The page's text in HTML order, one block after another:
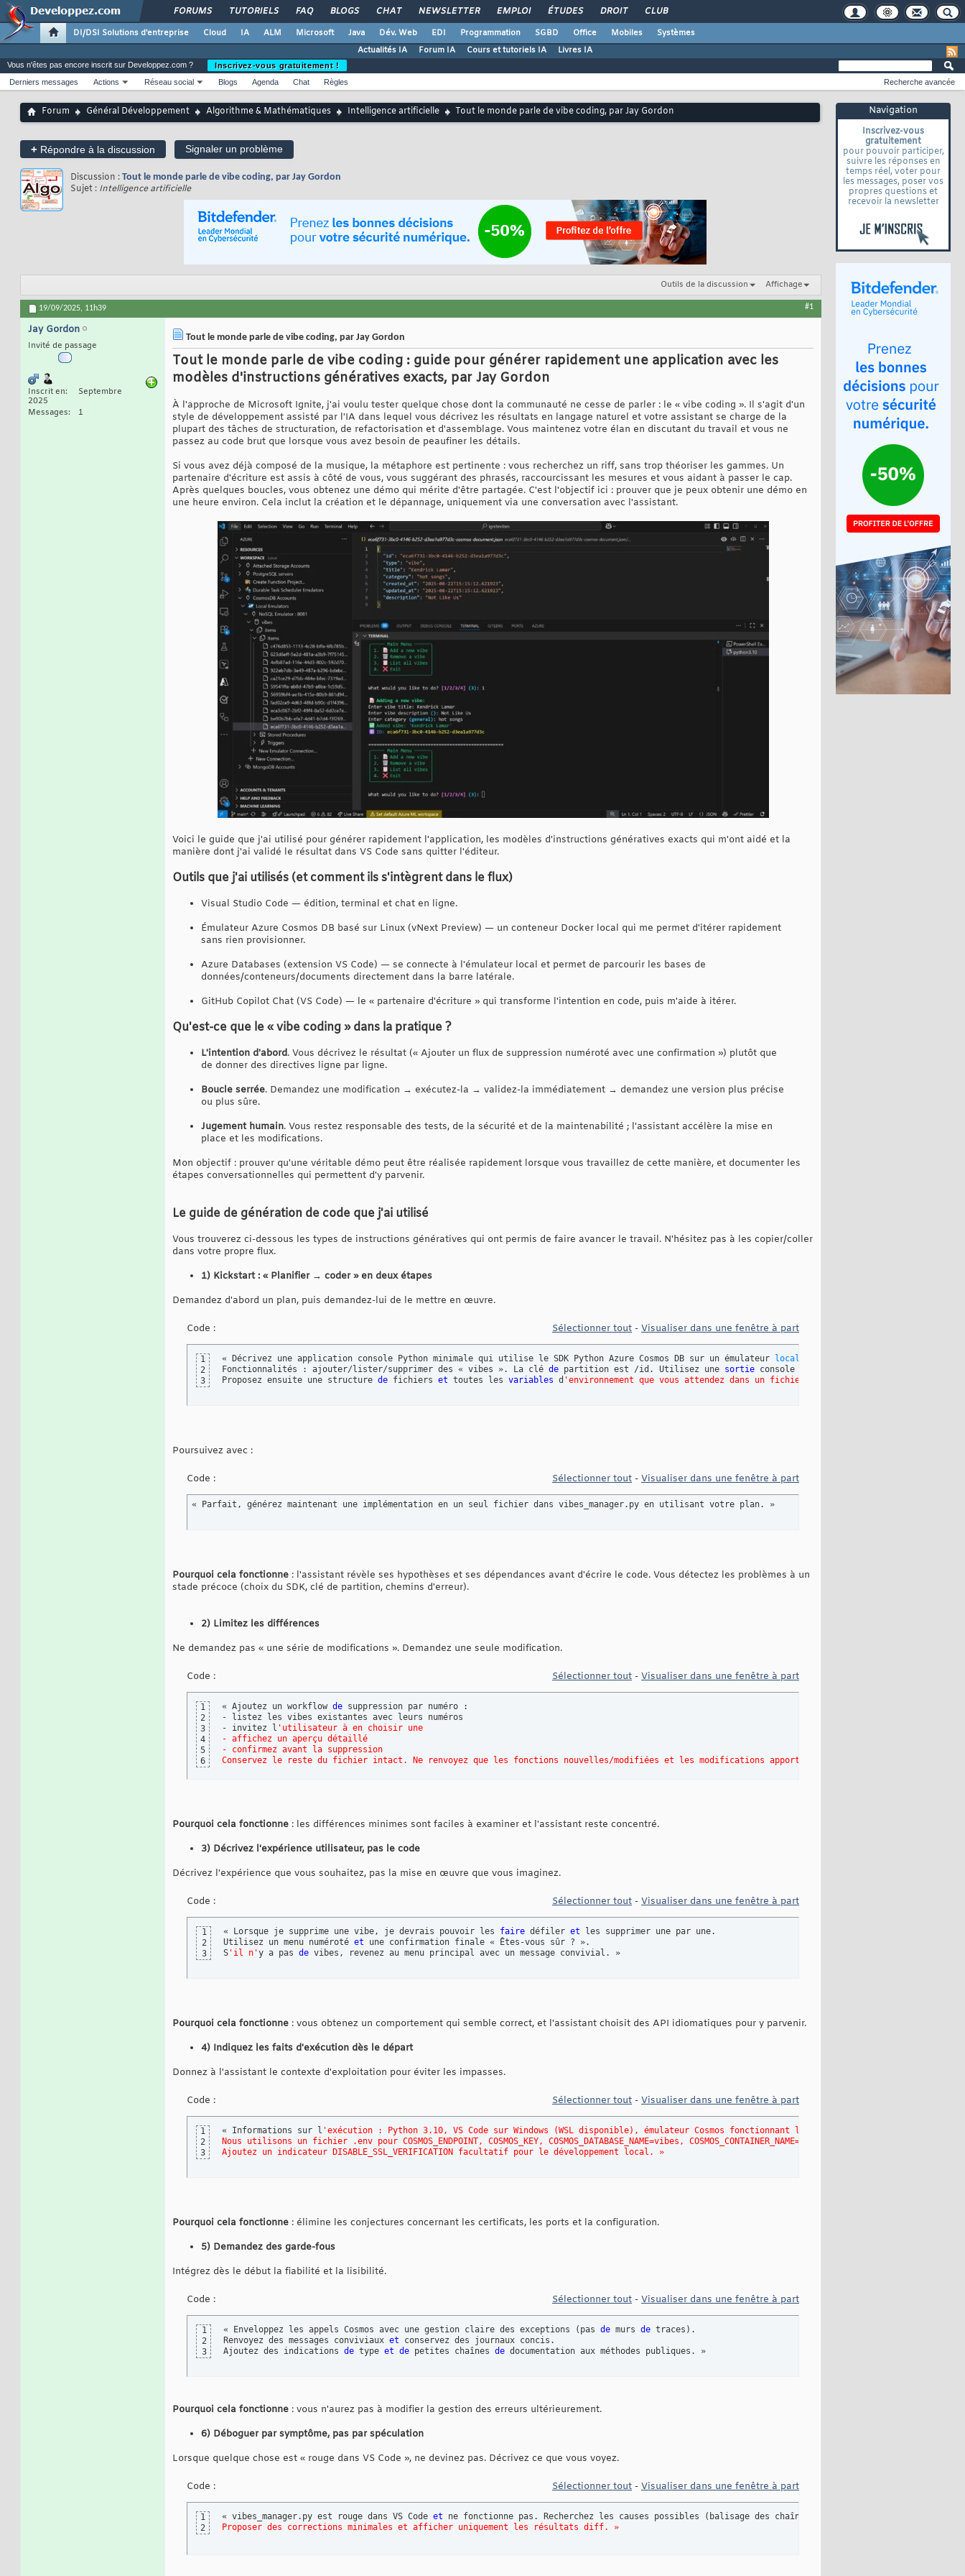
FORUMS TUTORIELS FAQ BLOGS CHAT NEWSLETTER EMPLOI ÉTUDES DROIT CLUB
DI/DSI Solutions d'entreprise Cloud IA ALM Microsoft Java Dév. Web EDI Programmation SGBD Office Mobiles
Systèmes
Actualités IA
Forum IA Cours et tutoriels IA Livres IA
Navigation
Inscrivez-vous
gratuitement
pour pouvoir participer,
suivre les réponses en
temps réel, voter pour
les messages, poser vos
propres questions et
recevoir la newsletter
Vous n'êtes pas encore inscrit sur Developpez.com ?
Inscrivez-vous gratuitement !
Derniers messages
Actions Réseau social Blogs Agenda Chat Règles Recherche avancée
Forum Général Développement Algorithme & Mathématiques Intelligence artificielle Tout le monde parle de vibe coding, par Jay Gordon
+ Répondre à la discussion Signaler un problème
Discussion : Tout le monde parle de vibe coding, par Jay Gordon
Sujet : Intelligence artificielle
Outils de la discussion Affichage
19/09/2025, 11h39 #1
Jay Gordon
Invité de passage
Inscrit en
Septembre
2025
Messages
1
Tout le monde parle de vibe coding, par Jay Gordon
Tout le monde parle de vibe coding : guide pour générer rapidement une application avec les
modèles d'instructions génératives exacts, par Jay Gordon
À l'approche de Microsoft Ignite, j'ai voulu tester quelque chose dont la communauté ne cesse de parler : le « vibe coding ». Il s'agit d'un
style de développement assisté par l'IA dans lequel vous décrivez les résultats en langage naturel et votre assistant se charge de la
plupart des tâches de structuration, de refactorisation et d'assemblage. Vous maintenez votre élan en discutant du travail et vous ne
passez au code brut que lorsque vous avez besoin de peaufiner les détails.
Si vous avez déjà composé de la musique, la métaphore est pertinente : vous recherchez un riff, sans trop théoriser les gammes. Un
partenaire d'écriture est assis à côté de vous, vous suggérant des phrasés, raccourcissant les mesures et vous aidant à passer le cap.
Après quelques boucles, vous obtenez une démo qui mérite d'être partagée. C'est l'objectif ici : prouver que je peux obtenir une démo en
une heure environ. Cela inclut la création et le dépannage, uniquement via une conversation avec l'assistant.
Voici le guide que j'ai utilisé pour générer rapidement l'application, les modèles d'instructions génératives exacts qui m'ont aidé et la
manière dont j'ai validé le résultat dans VS Code sans quitter l'éditeur.
Outils que j'ai utilisés (et comment ils s'intègrent dans le flux)
Visual Studio Code — édition, terminal et chat en ligne.
Émulateur Azure Cosmos DB basé sur Linux (vNext Preview) — un conteneur Docker local qui me permet d'itérer rapidement
sans rien provisionner.
Azure Databases (extension VS Code) — se connecte à l'émulateur local et permet de parcourir les bases de
données/conteneurs/documents directement dans la barre latérale.
GitHub Copilot Chat (VS Code) — le « partenaire d'écriture » qui transforme l'intention en code, puis m'aide à itérer.
Qu'est-ce que le « vibe coding » dans la pratique ?
L'intention d'abord. Vous décrivez le résultat (« Ajouter un flux de suppression numéroté avec une confirmation ») plutôt que
de donner des directives ligne par ligne.
Boucle serrée. Demandez une modification → exécutez-la → validez-la immédiatement → demandez une version plus précise
ou plus sûre.
Jugement humain. Vous restez responsable des tests, de la sécurité et de la maintenabilité ; l'assistant accélère la mise en
place et les modifications.
Mon objectif : prouver qu'une véritable démo peut être réalisée rapidement lorsque vous travaillez de cette manière, et documenter les
étapes conversationnelles qui permettent d'y parvenir.
Le guide de génération de code que j'ai utilisé
Vous trouverez ci-dessous les types de instructions génératives qui ont permis de faire avancer le travail. N'hésitez pas à les copier/coller
dans votre propre flux.
1) Kickstart : « Planifier → coder » en deux étapes
Demandez d'abord un plan, puis demandez-lui de le mettre en œuvre.
Code : Sélectionner tout - Visualiser dans une fenêtre à part
1
2
3
« Décrivez une application console Python minimale qui utilise le SDK Python Azure Cosmos DB sur un émulateur local
Fonctionnalités : ajouter/lister/supprimer des « vibes ». La clé de partition est /id. Utilisez une sortie console conviviale
Proposez ensuite une structure de fichiers et toutes les variables d 'environnement que vous attendez dans un fichier .env. »
Poursuivez avec :
Code : Sélectionner tout - Visualiser dans une fenêtre à part
« Parfait, générez maintenant une implémentation en un seul fichier dans vibes_manager.py en utilisant votre plan. »
Pourquoi cela fonctionne : l'assistant révèle ses hypothèses et ses dépendances avant d'écrire le code. Vous détectez les problèmes à un
stade précoce (choix du SDK, clé de partition, chemins d'erreur).
2) Limitez les différences
Ne demandez pas « une série de modifications ». Demandez une seule modification.
Code : Sélectionner tout - Visualiser dans une fenêtre à part
1
2
3
4
5
6
« Ajoutez un workflow de suppression par numéro :
- listez les vibes existantes avec leurs numéros
- invitez l 'utilisateur à en choisir une
- affichez un aperçu détaillé
- confirmez avant la suppression
Conservez le reste du fichier intact. Ne renvoyez que les fonctions nouvelles/modifiées et les modifications apportées à main(). »
Pourquoi cela fonctionne : les différences minimes sont faciles à examiner et l'assistant reste concentré.
3) Décrivez l'expérience utilisateur, pas le code
Décrivez l'expérience que vous souhaitez, pas la mise en œuvre que vous imaginez.
Code : Sélectionner tout - Visualiser dans une fenêtre à part
1
2
3
« Lorsque je supprime une vibe, je devrais pouvoir les faire défiler et les supprimer une par une.
Utilisez un menu numéroté et une confirmation finale « Êtes-vous sûr ? ».
S 'il n'y a pas de vibes, revenez au menu principal avec un message convivial. »
Pourquoi cela fonctionne : vous obtenez un comportement qui semble correct, et l'assistant choisit des API idiomatiques pour y parvenir.
4) Indiquez les faits d'exécution dès le départ
Donnez à l'assistant le contexte d'exploitation pour éviter les impasses.
Code : Sélectionner tout - Visualiser dans une fenêtre à part
1
2
3
« Informations sur l 'exécution : Python 3.10, VS Code sur Windows (WSL disponible), émulateur Cosmos fonctionnant localement.
Nous utilisons un fichier .env pour COSMOS_ENDPOINT, COSMOS_KEY, COSMOS_DATABASE_NAME=vibes, COSMOS_CONTAINER_NAME=items.
Ajoutez un indicateur DISABLE_SSL_VERIFICATION facultatif pour le développement local. »
Pourquoi cela fonctionne : élimine les conjectures concernant les certificats, les ports et la configuration.
5) Demandez des garde-fous
Intégrez dès le début la fiabilité et la lisibilité.
Code : Sélectionner tout - Visualiser dans une fenêtre à part
1
2
3
« Enveloppez les appels Cosmos avec une gestion claire des exceptions ( pas de murs de traces ) .
Renvoyez des messages conviviaux et conservez des journaux concis.
Ajoutez des indications de type et de petites chaînes de documentation aux méthodes publiques. »
Pourquoi cela fonctionne : vous n'aurez pas à modifier la gestion des erreurs ultérieurement.
6) Déboguer par symptôme, pas par spéculation
Lorsque quelque chose est « rouge dans VS Code », ne devinez pas. Décrivez ce que vous voyez.
Code : Sélectionner tout - Visualiser dans une fenêtre à part
1
2
« vibes_manager.py est rouge dans VS Code et ne fonctionne pas. Recherchez les causes possibles ( balisage des chaînes
Proposer des corrections minimales et afficher uniquement les résultats diff. »